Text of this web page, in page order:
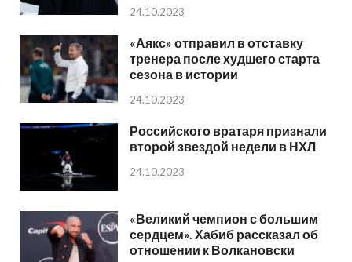
24.10.2023
«Аякс» отправил в отставку
тренера после худшего старта
сезона в истории
24.10.2023
Российского вратаря признали
второй звездой недели в НХЛ
24.10.2023
«Великий чемпион с большим
сердцем». Хабиб рассказал об
отношении к Волкановски